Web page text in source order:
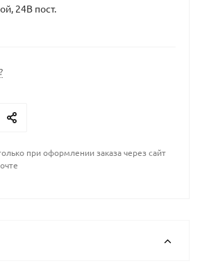
24В пост.
при оформлении заказа через сайт